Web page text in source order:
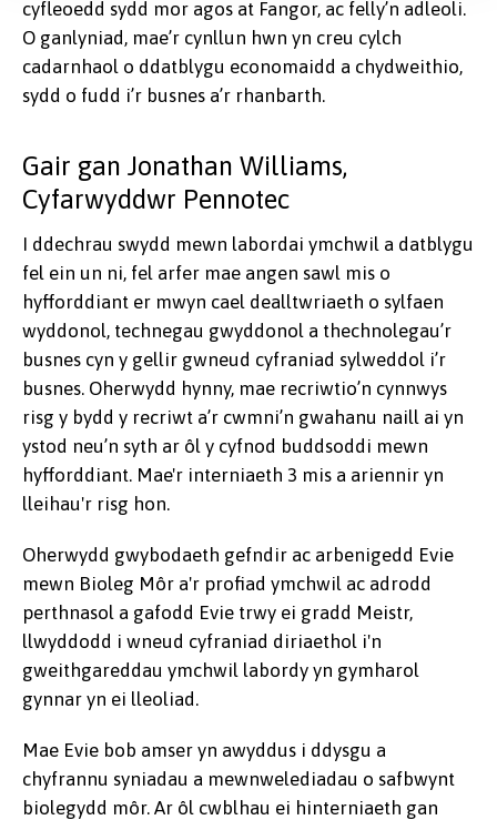
cyfleoedd sydd mor agos at Fangor, ac felly’n adleoli.
O ganlyniad, mae’r cynllun hwn yn creu cylch
cadarnhaol o ddatblygu economaidd a chydweithio,
sydd o fudd i’r busnes a’r rhanbarth.
Gair gan Jonathan Williams,
Cyfarwyddwr Pennotec
I ddechrau swydd mewn labordai ymchwil a datblygu
fel ein un ni, fel arfer mae angen sawl mis o
hyfforddiant er mwyn cael dealltwriaeth o sylfaen
wyddonol, technegau gwyddonol a thechnolegau’r
busnes cyn y gellir gwneud cyfraniad sylweddol i’r
busnes. Oherwydd hynny, mae recriwtio’n cynnwys
risg y bydd y recriwt a’r cwmni’n gwahanu naill ai yn
ystod neu’n syth ar ôl y cyfnod buddsoddi mewn
hyfforddiant. Mae'r interniaeth 3 mis a ariennir yn
lleihau'r risg hon.
Oherwydd gwybodaeth gefndir ac arbenigedd Evie
mewn Bioleg Môr a'r profiad ymchwil ac adrodd
perthnasol a gafodd Evie trwy ei gradd Meistr,
llwyddodd i wneud cyfraniad diriaethol i'n
gweithgareddau ymchwil labordy yn gymharol
gynnar yn ei lleoliad.
Mae Evie bob amser yn awyddus i ddysgu a
chyfrannu syniadau a mewnwelediadau o safbwynt
biolegydd môr. Ar ôl cwblhau ei hinterniaeth gan